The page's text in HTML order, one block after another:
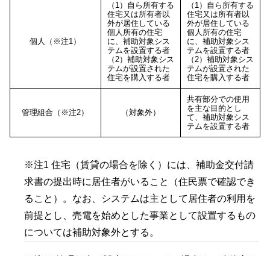
個人（※注1）
（1）自ら所有する
住宅又は所有者以
外が居住している
個人所有の住宅
に、補助対象シス
テムを設置する者
（2）補助対象シス
テムが設置された
住宅を購入する者
（1）自ら所有する
住宅又は所有者以
外が居住している
個人所有の住宅
に、補助対象シス
テムを設置する者
（2）補助対象シス
テムが設置された
住宅を購入する者
管理組合（※注2） （対象外）
共有部分での使用
を主な目的とし
て、補助対象シス
テムを設置する者
※注1 住宅（賃貸の場合を除く）には、補助金交付請
求書の提出時に居住者がいること（住民票で確認でき
ること）。なお、システムは主として居住者の利用を
前提とし、売電を始めとした事業として設置するもの
については補助対象外とする。